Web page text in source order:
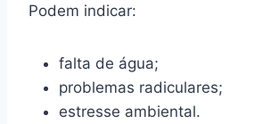
Podem indicar:
falta de água;
problemas radiculares;
estresse ambiental.